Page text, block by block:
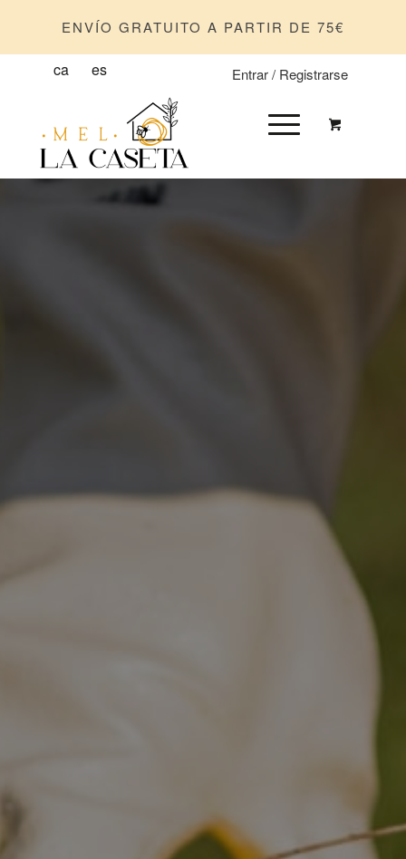
ENVÍO GRATUITO A PARTIR DE 75€
ca es Entrar / Registrarse